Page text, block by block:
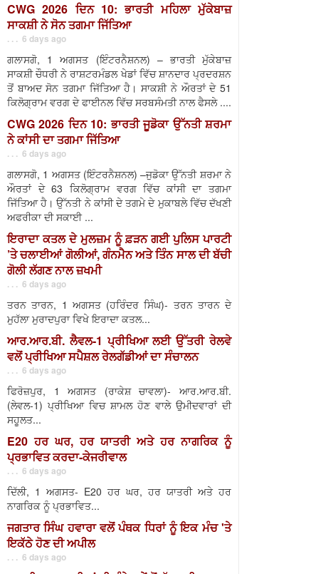
CWG 2026 ਦਿਨ 10: ਭਾਰਤੀ ਮਹਿਲਾ ਮੁੱਕੇਬਾਜ਼
ਸਾਕਸ਼ੀ ਨੇ ਸੋਨ ਤਗਮਾ ਜਿੱਤਿਆ
. . . 6 days ago
ਗਲਾਸਗੋ, 1 ਅਗਸਤ (ਇੰਟਰਨੈਸ਼ਨਲ) – ਭਾਰਤੀ ਮੁੱਕੇਬਾਜ਼
ਸਾਕਸ਼ੀ ਚੌਧਰੀ ਨੇ ਰਾਸ਼ਟਰਮੰਡਲ ਖੇਡਾਂ ਵਿੱਚ ਸ਼ਾਨਦਾਰ ਪ੍ਰਦਰਸ਼ਨ
ਤੋਂ ਬਾਅਦ ਸੋਨ ਤਗਮਾ ਜਿੱਤਿਆ ਹੈ। ਸਾਕਸ਼ੀ ਨੇ ਔਰਤਾਂ ਦੇ 51
ਕਿਲੋਗ੍ਰਾਮ ਵਰਗ ਦੇ ਫਾਈਨਲ ਵਿੱਚ ਸਰਬਸੰਮਤੀ ਨਾਲ ਫੈਸਲੇ ....
CWG 2026 ਦਿਨ 10: ਭਾਰਤੀ ਜੂਡੋਕਾ ਉੱਨਤੀ ਸ਼ਰਮਾ
ਨੇ ਕਾਂਸੀ ਦਾ ਤਗਮਾ ਜਿੱਤਿਆ
. . . 6 days ago
ਗਲਾਸਗੋ, 1 ਅਗਸਤ (ਇੰਟਰਨੈਸ਼ਨਲ) –ਜੁਡੋਕਾ ਉੱਨਤੀ ਸ਼ਰਮਾ ਨੇ
ਔਰਤਾਂ ਦੇ 63 ਕਿਲੋਗ੍ਰਾਮ ਵਰਗ ਵਿੱਚ ਕਾਂਸੀ ਦਾ ਤਗਮਾ
ਜਿੱਤਿਆ ਹੈ। ਉੱਨਤੀ ਨੇ ਕਾਂਸੀ ਦੇ ਤਗਮੇ ਦੇ ਮੁਕਾਬਲੇ ਵਿੱਚ ਦੱਖਣੀ
ਅਫਰੀਕਾ ਦੀ ਸਕਾਈ ...
ਇਰਾਦਾ ਕਤਲ ਦੇ ਮੁਲਜ਼ਮ ਨੂੰ ਫ਼ੜਨ ਗਈ ਪੁਲਿਸ ਪਾਰਟੀ
’ਤੇ ਚਲਾਈਆਂ ਗੋਲੀਆਂ, ਗੰਨਮੈਨ ਅਤੇ ਤਿੰਨ ਸਾਲ ਦੀ ਬੱਚੀ
ਗੋਲੀ ਲੱਗਣ ਨਾਲ ਜ਼ਖਮੀ
. . . 6 days ago
ਤਰਨ ਤਾਰਨ, 1 ਅਗਸਤ (ਹਰਿੰਦਰ ਸਿੰਘ)- ਤਰਨ ਤਾਰਨ ਦੇ
ਮੁਹੱਲਾ ਮੁਰਾਦਪੁਰਾ ਵਿਖੇ ਇਰਾਦਾ ਕਤਲ...
ਆਰ.ਆਰ.ਬੀ. ਲੈਵਲ-1 ਪ੍ਰੀਖਿਆ ਲਈ ਉੱਤਰੀ ਰੇਲਵੇ
ਵਲੋਂ ਪ੍ਰੀਖਿਆ ਸਪੈਸ਼ਲ ਰੇਲਗੱਡੀਆਂ ਦਾ ਸੰਚਾਲਨ
. . . 6 days ago
ਫਿਰੋਜ਼ਪੁਰ, 1 ਅਗਸਤ (ਰਾਕੇਸ਼ ਚਾਵਲਾ)- ਆਰ.ਆਰ.ਬੀ.
(ਲੇਵਲ-1) ਪ੍ਰੀਖਿਆ ਵਿਚ ਸ਼ਾਮਲ ਹੋਣ ਵਾਲੇ ਉਮੀਦਵਾਰਾਂ ਦੀ
ਸਹੂਲਤ...
E20 ਹਰ ਘਰ, ਹਰ ਯਾਤਰੀ ਅਤੇ ਹਰ ਨਾਗਰਿਕ ਨੂੰ
ਪ੍ਰਭਾਵਿਤ ਕਰਦਾ-ਕੇਜਰੀਵਾਲ
. . . 6 days ago
ਦਿੱਲੀ, 1 ਅਗਸਤ- E20 ਹਰ ਘਰ, ਹਰ ਯਾਤਰੀ ਅਤੇ ਹਰ
ਨਾਗਰਿਕ ਨੂੰ ਪ੍ਰਭਾਵਿਤ...
ਜਗਤਾਰ ਸਿੰਘ ਹਵਾਰਾ ਵਲੋਂ ਪੰਥਕ ਧਿਰਾਂ ਨੂੰ ਇਕ ਮੰਚ 'ਤੇ
ਇਕੱਠੇ ਹੋਣ ਦੀ ਅਪੀਲ
. . . 6 days ago